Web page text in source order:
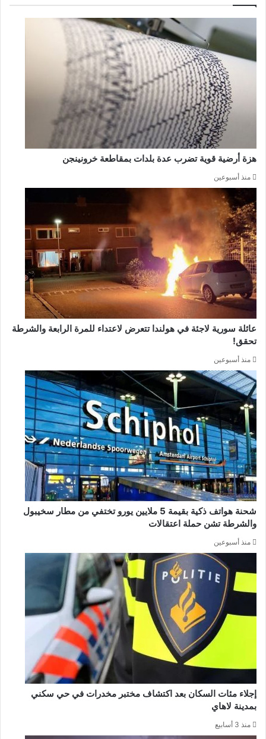
هزة أرضية قوية تضرب عدة بلدات بمقاطعة خرونينجن
منذ أسبوعين
عائلة سورية لاجئة في هولندا تتعرض لاعتداء للمرة الرابعة والشرطة
تحقق!
منذ أسبوعين
شحنة هواتف ذكية بقيمة 5 ملايين يورو تختفي من مطار سخيبول
والشرطة تشن حملة اعتقالات
منذ أسبوعين
إجلاء مئات السكان بعد اكتشاف مختبر مخدرات في حي سكني
بمدينة لاهاي
منذ 3 أسابيع